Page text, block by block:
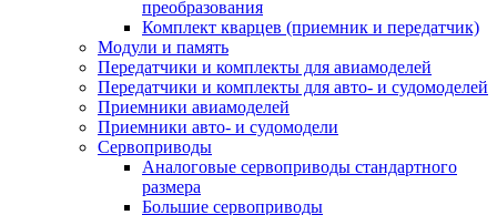
преобразования
Комплект кварцев (приемник и передатчик)
Модули и память
Передатчики и комплекты для авиамоделей
Передатчики и комплекты для авто- и судомоделей
Приемники авиамоделей
Приемники авто- и судомодели
Сервоприводы
Аналоговые сервоприводы стандартного
размера
Большие сервоприводы